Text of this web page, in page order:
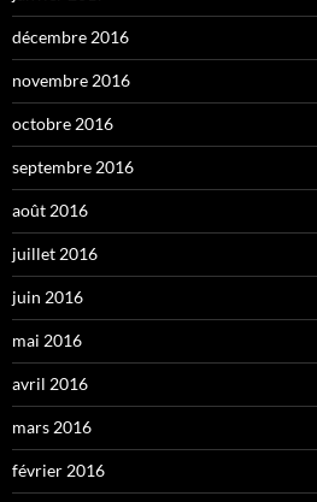
décembre 2016
novembre 2016
octobre 2016
septembre 2016
août 2016
juillet 2016
juin 2016
mai 2016
avril 2016
mars 2016
février 2016